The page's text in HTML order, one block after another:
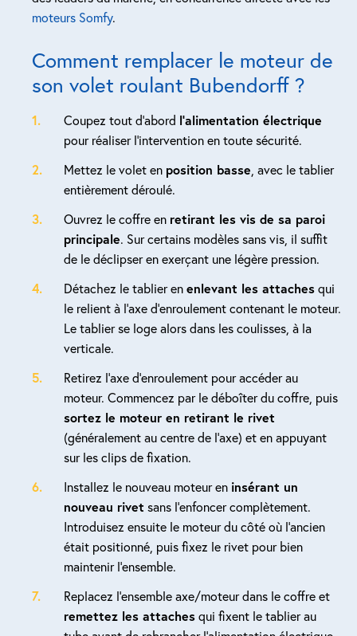
moteurs Somfy.
Comment remplacer le moteur de
son volet roulant Bubendorff ?
Coupez tout d’abord l’alimentation électrique
pour réaliser l’intervention en toute sécurité.
Mettez le volet en position basse , avec le tablier
entièrement déroulé.
Ouvrez le coffre en retirant les vis de sa paroi
principale. Sur certains modèles sans vis, il suffit
de le déclipser en exerçant une légère pression.
Détachez le tablier enenlevant les attachesqui
le relient à l’axe d’enroulement contenant le moteur.
Le tablier se loge alors dans les coulisses, à la
verticale.
Retirez l’axe d’enroulement pour accéder au
moteur. Commencez par le déboîter du coffre, puis
sortez le moteur en retirant le rivet
(généralement au centre de l’axe) et en appuyant
sur les clips de fixation.
Installez le nouveau moteur en insérant un
nouveau rivet sans l’enfoncer complètement.
Introduisez ensuite le moteur du côté où l’ancien
était positionné, puis fixez le rivet pour bien
maintenir l’ensemble.
Replacez l’ensemble axe/moteur dans le coffre et
remettez les attachesqui fixent le tablier au